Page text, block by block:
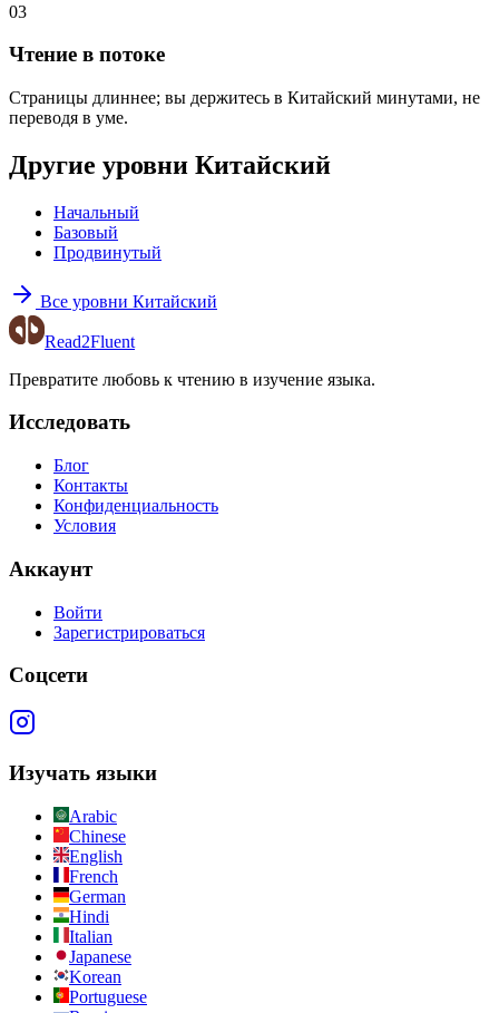
03
Чтение в потоке
Страницы длиннее; вы держитесь в Китайский минутами, не
переводя в уме.
Другие уровни Китайский
Начальный
Базовый
Продвинутый
Все уровни Китайский
Read2Fluent
Превратите любовь к чтению в изучение языка.
Исследовать
Блог
Контакты
Конфиденциальность
Условия
Аккаунт
Войти
Зарегистрироваться
Соцсети
Изучать языки
Arabic
Chinese
English
French
German
Hindi
Italian
Japanese
Korean
Portuguese